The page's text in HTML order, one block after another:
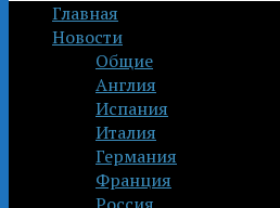
Главная
Новости
Общие
Англия
Испания
Италия
Германия
Франция